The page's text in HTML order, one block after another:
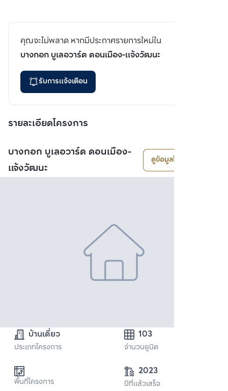
คุณจะไม่พลาด หากมีประกาศรายการใหม่ใน
บางกอก บูเลอวาร์ด ดอนเมือง-แจ้งวัฒนะ
รับการแจ้งเตือน
รายละเอียดโครงการ
บางกอก บูเลอวาร์ด ดอนเมือง-
แจ้งวัฒนะ
ดูข้อมูลโครงการ
บ้านเดี่ยว
ประเภทโครงการ
103
จำนวนยูนิต
พื้นที่โครงการ
2023
ปีที่แล้วเสร็จ